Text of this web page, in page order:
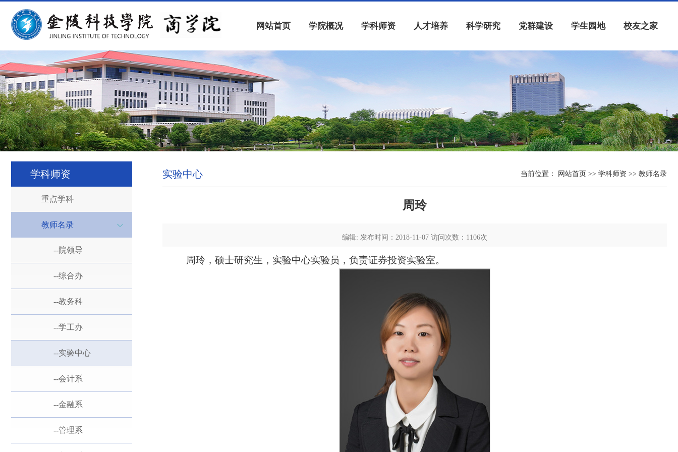
网站首页 学院概况 学科师资 人才培养 科学研究 党群建设 学生园地 校友之家
学科师资
重点学科
教师名录
--院领导
--综合办
--教务科
--学工办
--实验中心
--会计系
--金融系
--管理系
实验中心 当前位置： 网站首页 >> 学科师资 >> 教师名录
周玲
编辑: 发布时间：2018-11-07 访问次数： 1106次
周玲，硕士研究生，实验中心实验员，负责证券投资实验室。